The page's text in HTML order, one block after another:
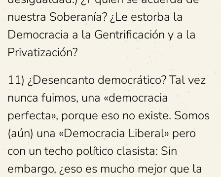
nuestra Soberanía? ¿Le estorba la
Democracia a la Gentrificación y a la
Privatización?
11) ¿Desencanto democrático? Tal vez
nunca fuimos, una «democracia
perfecta», porque eso no existe. Somos
(aún) una «Democracia Liberal» pero
con un techo político clasista: Sin
embargo, ¿eso es mucho mejor que la